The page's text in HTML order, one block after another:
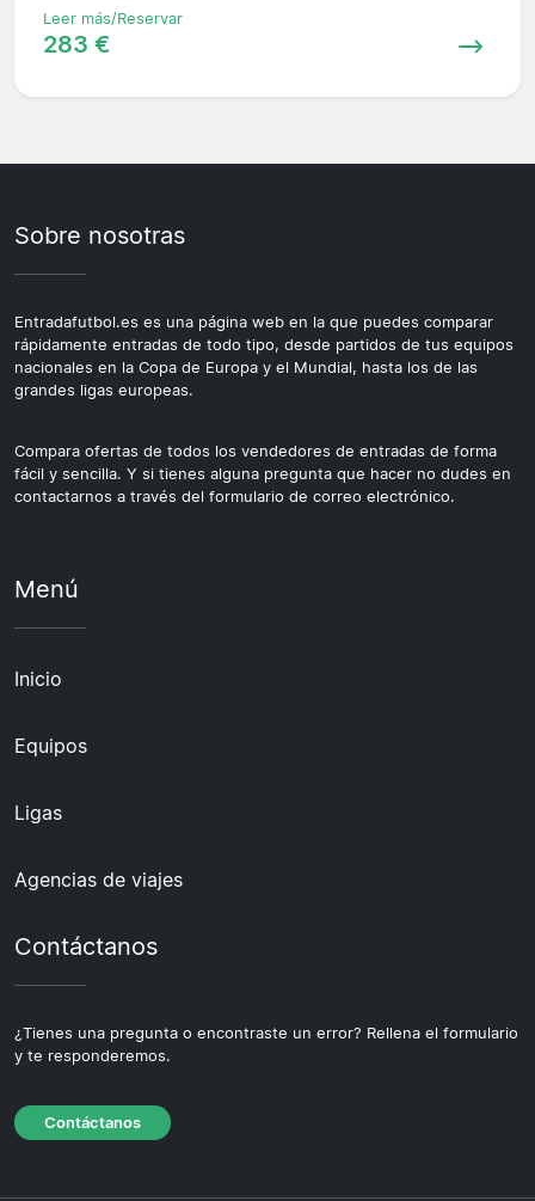
Leer más/Reservar
283 €
Sobre nosotras
Entradafutbol.es es una página web en la que puedes comparar
rápidamente entradas de todo tipo, desde partidos de tus equipos
nacionales en la Copa de Europa y el Mundial, hasta los de las
grandes ligas europeas.
Compara ofertas de todos los vendedores de entradas de forma
fácil y sencilla. Y si tienes alguna pregunta que hacer no dudes en
contactarnos a través del formulario de correo electrónico.
Menú
Inicio
Equipos
Ligas
Agencias de viajes
Contáctanos
¿Tienes una pregunta o encontraste un error? Rellena el formulario
y te responderemos.
Contáctanos